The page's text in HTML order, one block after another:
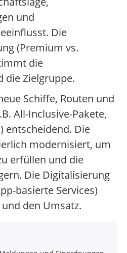
und
Die
(Premium vs.
die
die Zielgruppe.
Schiffe, Routen und
All-Inclusive-Pakete,
entscheidend. Die
modernisiert, um
erfüllen und die
Die Digitalisierung
basierte Services)
den Umsatz.